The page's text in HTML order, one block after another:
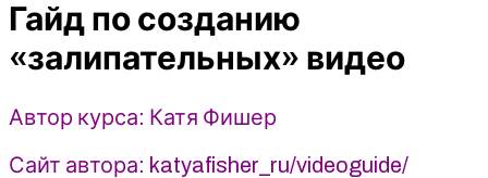
-
Фишер
Гайд по созданию
«залипательных» видео
Автор курса: Катя Фишер
Сайт автора: katyafisher_ru/videoguide/